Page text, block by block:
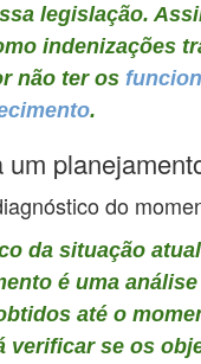
legislação.
indenizações
não ter os
.
um
do
da situação
é uma
até o
verificar se os